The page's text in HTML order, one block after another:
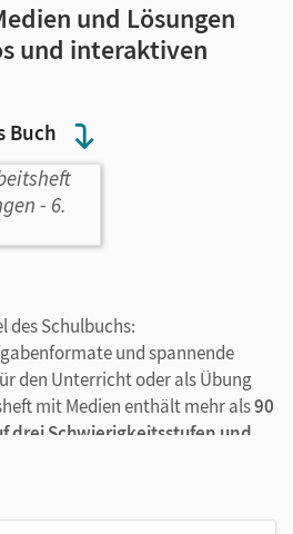
Buch
und Lösungen
und interaktiven
des Schulbuchs:
und spannende
den Unterricht oder als Übung
mit Medien enthält mehr als90
drei Schwierigkeitsstufen und